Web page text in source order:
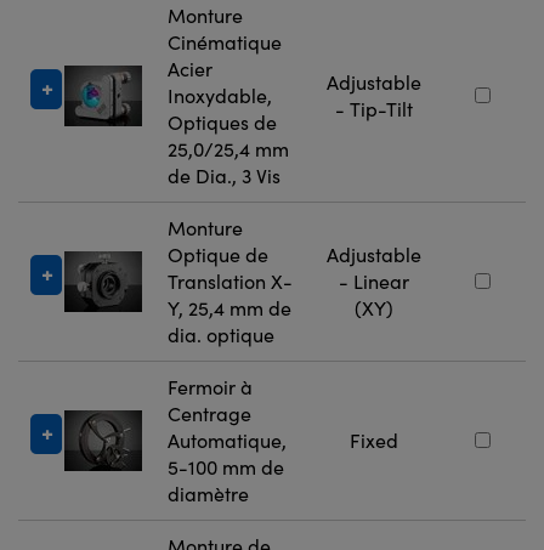
Monture
Cinématique
Acier
Inoxydable,
Optiques de
25,0/25,4 mm
de Dia., 3 Vis
Adjustable
- Tip-Tilt
Monture
Optique de
Translation X-
Y, 25,4 mm de
dia. optique
Adjustable
- Linear
(XY)
Fermoir à
Centrage
Automatique,
5-100 mm de
diamètre
Fixed